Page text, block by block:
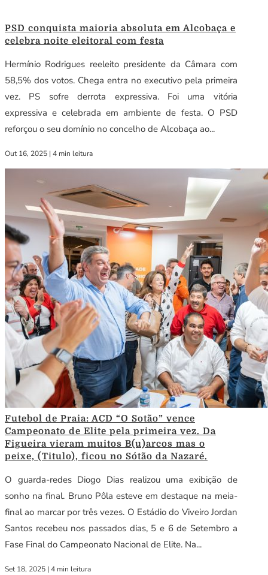
PSD conquista maioria absoluta em Alcobaça e
celebra noite eleitoral com festa
Hermínio Rodrigues reeleito presidente da Câmara com
58,5% dos votos. Chega entra no executivo pela primeira
vez. PS sofre derrota expressiva. Foi uma vitória
expressiva e celebrada em ambiente de festa. O PSD
reforçou o seu domínio no concelho de Alcobaça ao...
Out 16, 2025 | 4 min leitura
Futebol de Praia: ACD “O Sotão” vence
Campeonato de Elite pela primeira vez. Da
Figueira vieram muitos B(u)arcos mas o
peixe, (Titulo), ficou no Sótão da Nazaré.
O guarda-redes Diogo Dias realizou uma exibição de
sonho na final. Bruno Pôla esteve em destaque na meia-
final ao marcar por três vezes. O Estádio do Viveiro Jordan
Santos recebeu nos passados dias, 5 e 6 de Setembro a
Fase Final do Campeonato Nacional de Elite. Na...
Set 18, 2025 | 4 min leitura